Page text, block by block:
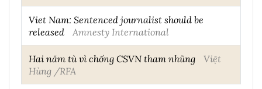
Viet Nam: Sentenced journalist should be
released
Amnesty International
Hai năm tù vì chống CSVN tham nhũng
Việt
Hùng /RFA